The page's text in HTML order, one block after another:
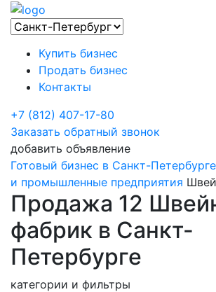
Купить бизнес
Продать бизнес
Контакты
+7 (812) 407-17-80
Заказать обратный звонок
добавить объявление
Готовый бизнес в Санкт-Петербурге
и промышленные предприятия
Продажа 12
фабрик в Санкт-
Петербурге
категории и фильтры